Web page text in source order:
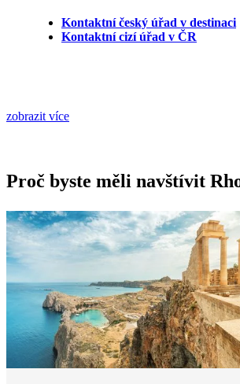
Kontaktní český úřad v destinaci
Kontaktní cizí úřad v ČR
zobrazit více
Proč byste měli navštívit